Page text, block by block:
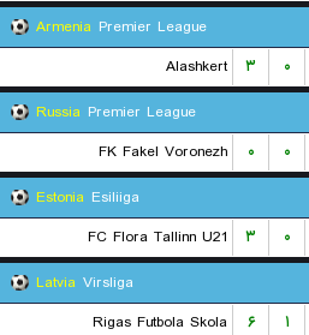
Armenia Premier League
Alashkert
۳ ۰
Russia Premier League
FK Fakel Voronezh
۰ ۰
Estonia Esiliiga
FC Flora Tallinn U21
۳ ۰
Latvia Virsliga
Rigas Futbola Skola
۶ ۱